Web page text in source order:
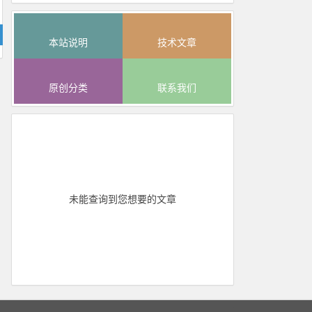
本站说明 技术文章
原创分类 联系我们
未能查询到您想要的文章